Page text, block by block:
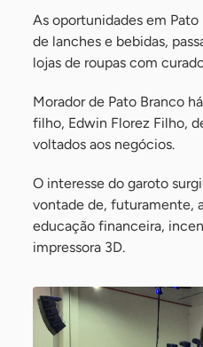
As oportunidades em
de lanches e bebidas,
lojas de roupas com
Morador de Pato Branco
filho, Edwin Florez Filho,
voltados aos negócios.
O interesse do garoto
vontade de, futuramente,
educação financeira,
impressora 3D.